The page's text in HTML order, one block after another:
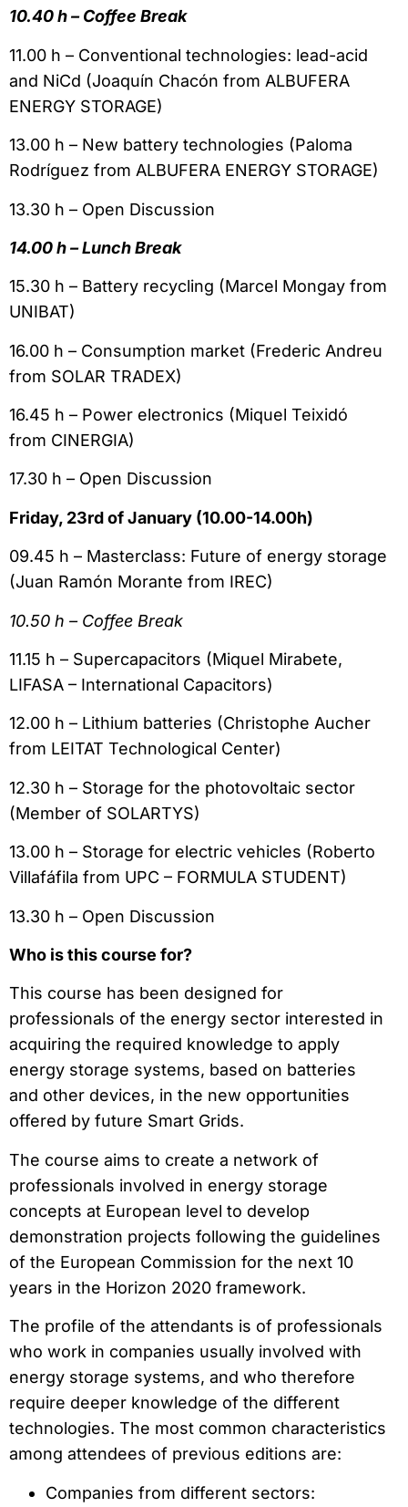
10.40 h – Coffee Break
11.00 h – Conventional technologies: lead-acid
and NiCd (Joaquín Chacón from ALBUFERA
ENERGY STORAGE)
13.00 h – New battery technologies (Paloma
Rodríguez from ALBUFERA ENERGY STORAGE)
13.30 h – Open Discussion
14.00 h – Lunch Break
15.30 h – Battery recycling (Marcel Mongay from
UNIBAT)
16.00 h – Consumption market (Frederic Andreu
from SOLAR TRADEX)
16.45 h – Power electronics (Miquel Teixidó
from CINERGIA)
17.30 h – Open Discussion
Friday, 23rd of January (10.00-14.00h)
09.45 h – Masterclass: Future of energy storage
(Juan Ramón Morante from IREC)
10.50 h – Coffee Break
11.15 h – Supercapacitors (Miquel Mirabete,
LIFASA – International Capacitors)
12.00 h – Lithium batteries (Christophe Aucher
from LEITAT Technological Center)
12.30 h – Storage for the photovoltaic sector
(Member of SOLARTYS)
13.00 h – Storage for electric vehicles (Roberto
Villafáfila from UPC – FORMULA STUDENT)
13.30 h – Open Discussion
Who is this course for?
This course has been designed for
professionals of the energy sector interested in
acquiring the required knowledge to apply
energy storage systems, based on batteries
and other devices, in the new opportunities
offered by future Smart Grids.
The course aims to create a network of
professionals involved in energy storage
concepts at European level to develop
demonstration projects following the guidelines
of the European Commission for the next 10
years in the Horizon 2020 framework.
The profile of the attendants is of professionals
who work in companies usually involved with
energy storage systems, and who therefore
require deeper knowledge of the different
technologies. The most common characteristics
among attendees of previous editions are:
Companies from different sectors: